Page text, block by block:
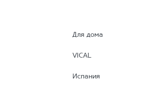
Для дома
VICAL
Испания